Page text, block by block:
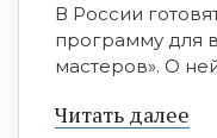
В России
программу для
мастеров». О
Читать далее